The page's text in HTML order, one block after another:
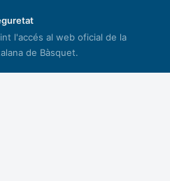
l'accés al web oficial de la
de Bàsquet.